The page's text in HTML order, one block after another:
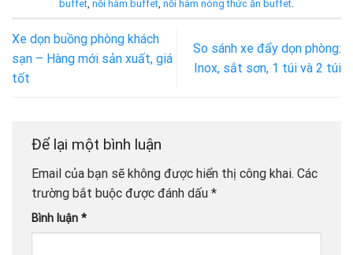
buffet nồi hâm buffet nồi hâm nóng thức ăn buffet
Xe dọn buồng phòng khách
sạn – Hàng mới sản xuất, giá
tốt
So sánh xe đẩy dọn phòng:
Inox, sắt sơn, 1 túi và 2 túi
Để lại một bình luận
Email của bạn sẽ không được hiển thị công khai. Các
trường bắt buộc được đánh dấu *
Bình luận *